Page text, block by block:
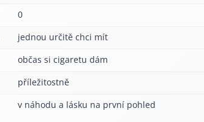
0
jednou určitě chci mít
občas si cigaretu dám
příležitostně
v náhodu a lásku na první pohled